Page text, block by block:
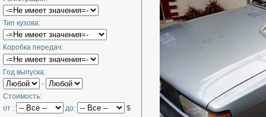
Тип кузова:
Коробка передач:
Год выпуска:
-
Стоимость:
от :
до: $